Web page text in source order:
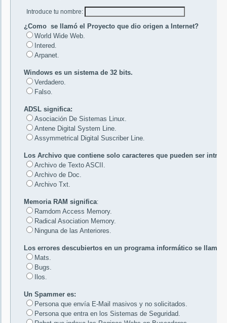
Introduce tu nombre:
¿Como se llamó el Proyecto que dio origen a Internet?
World Wide Web.
Intered.
Arpanet.
Windows es un sistema de 32 bits.
Verdadero.
Falso.
ADSL significa:
Asociación De Sistemas Linux.
Antene Digital System Line.
Assymmetrical Digital Suscriber Line.
Los Archivo que contiene solo caracteres que pueden ser
Archivo de Texto ASCII.
Archivo de Doc.
Archivo Txt.
Memoria RAM significa:
Ramdom Access Memory.
Radical Asociation Memory.
Ninguna de las Anteriores.
Los errores descubiertos en un programa informático se llama:
Mats.
Bugs.
Ilos.
Un Spammer es:
Persona que envía E-Mail masivos y no solicitados.
Persona que entra en los Sistemas de Seguridad.